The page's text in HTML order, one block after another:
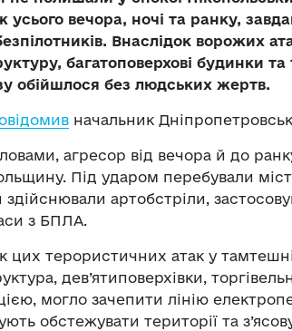
усього вечора, ночі та ранку,
Внаслідок ворожих
багатоповерхові будинки
обійшлося без людських жертв.
начальник
агресор від вечора й до
Під ударом перебували
здійснювали артобстріли,
з БПЛА.
цих терористичних атак у
дев’ятиповерхівки,
могло зачепити лінію
обстежувати території та